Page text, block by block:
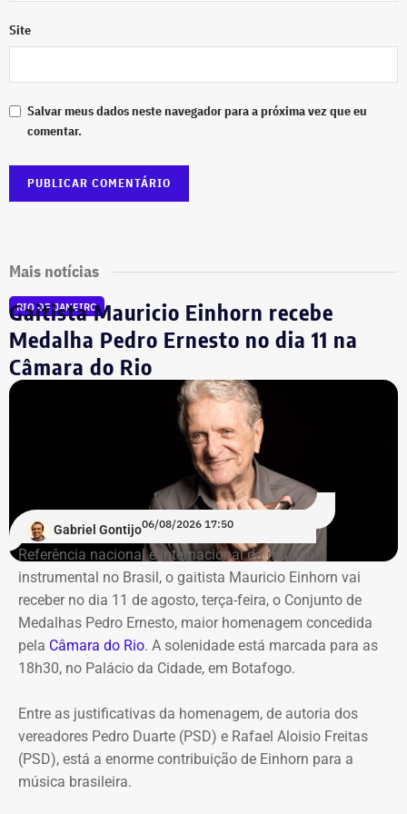
Site
Salvar meus dados neste navegador para a próxima vez que eu
comentar.
Mais notícias
RIO DE JANEIRO
Gaitista Mauricio Einhorn recebe
Medalha Pedro Ernesto no dia 11 na
Câmara do Rio
Gabriel Gontijo06/08/2026 17:50
Referência nacional e internacional da música
instrumental no Brasil, o gaitista Mauricio Einhorn vai
receber no dia 11 de agosto, terça-feira, o Conjunto de
Medalhas Pedro Ernesto, maior homenagem concedida
pela Câmara do Rio. A solenidade está marcada para as
18h30, no Palácio da Cidade, em Botafogo.
Entre as justificativas da homenagem, de autoria dos
vereadores Pedro Duarte (PSD) e Rafael Aloisio Freitas
(PSD), está a enorme contribuição de Einhorn para a
música brasileira.